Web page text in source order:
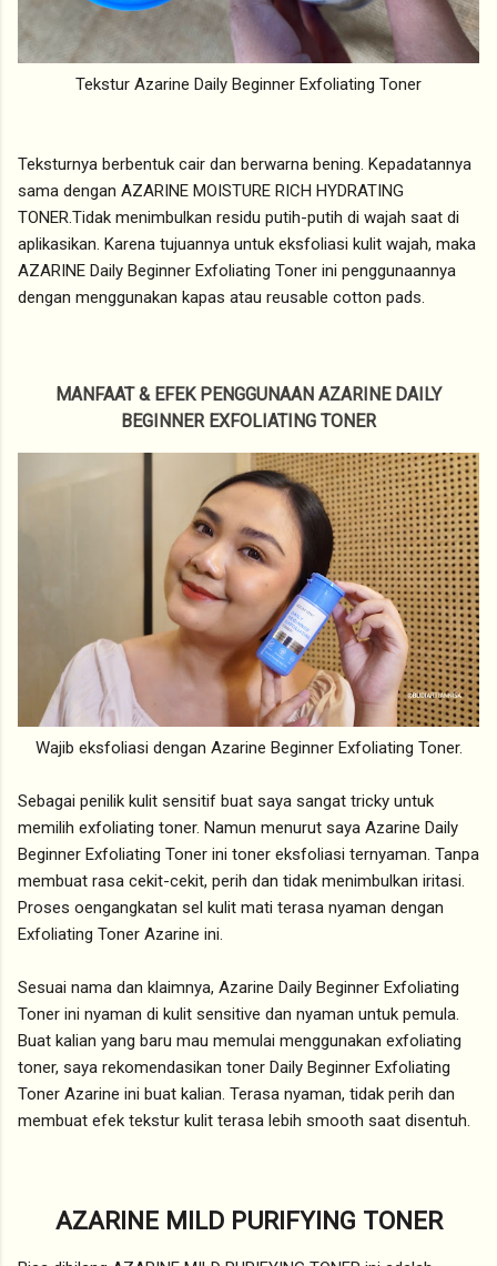
Tekstur Azarine Daily Beginner Exfoliating Toner
Teksturnya berbentuk cair dan berwarna bening. Kepadatannya
sama dengan AZARINE MOISTURE RICH HYDRATING
TONER.Tidak menimbulkan residu putih-putih di wajah saat di
aplikasikan. Karena tujuannya untuk eksfoliasi kulit wajah, maka
AZARINE Daily Beginner Exfoliating Toner ini penggunaannya
dengan menggunakan kapas atau reusable cotton pads.
MANFAAT & EFEK PENGGUNAAN AZARINE DAILY
BEGINNER EXFOLIATING TONER
Wajib eksfoliasi dengan Azarine Beginner Exfoliating Toner.
Sebagai penilik kulit sensitif buat saya sangat tricky untuk
memilih exfoliating toner. Namun menurut saya Azarine Daily
Beginner Exfoliating Toner ini toner eksfoliasi ternyaman. Tanpa
membuat rasa cekit-cekit, perih dan tidak menimbulkan iritasi.
Proses oengangkatan sel kulit mati terasa nyaman dengan
Exfoliating Toner Azarine ini.
Sesuai nama dan klaimnya, Azarine Daily Beginner Exfoliating
Toner ini nyaman di kulit sensitive dan nyaman untuk pemula.
Buat kalian yang baru mau memulai menggunakan exfoliating
toner, saya rekomendasikan toner Daily Beginner Exfoliating
Toner Azarine ini buat kalian. Terasa nyaman, tidak perih dan
membuat efek tekstur kulit terasa lebih smooth saat disentuh.
AZARINE MILD PURIFYING TONER